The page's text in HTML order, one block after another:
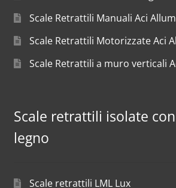
Scale Retrattili Manuali Aci
Scale Retrattili Motorizzate Aci
Scale Retrattili a muro verticali
Scale retrattili isolate
legno
Scale retrattili LML Lux